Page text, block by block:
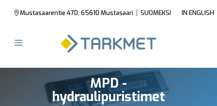
Mustasaarentie 470, 65610 Mustasaari | SUOMEKSI IN ENGLISH
MPD -
hydraulipuristimet